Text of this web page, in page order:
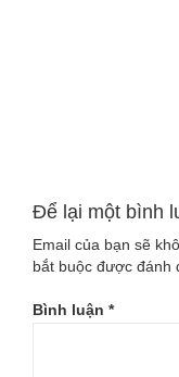
Để lại một bình
Email của bạn sẽ
bắt buộc được đánh
Bình luận *